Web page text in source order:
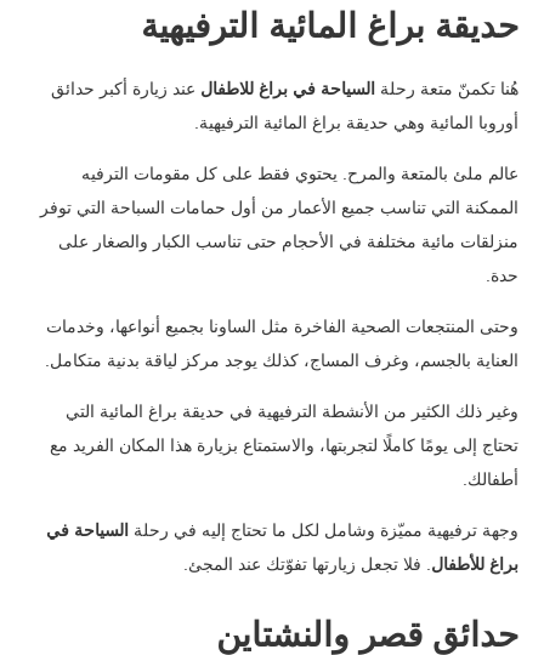
حديقة براغ المائية الترفيهية
هُنا تكمنّ متعة رحلة السياحة في براغ للاطفال عند زيارة أكبر حدائق
أوروبا المائية وهي حديقة براغ المائية الترفيهية.
عالم ملئ بالمتعة والمرح. يحتوي فقط على كل مقومات الترفيه
الممكنة التي تناسب جميع الأعمار من أول حمامات السباحة التي توفر
منزلقات مائية مختلفة في الأحجام حتى تناسب الكبار والصغار على
حدة.
وحتى المنتجعات الصحية الفاخرة مثل الساونا بجميع أنواعها، وخدمات
العناية بالجسم، وغرف المساج، كذلك يوجد مركز لياقة بدنية متكامل.
وغير ذلك الكثير من الأنشطة الترفيهية في حديقة براغ المائية التي
تحتاج إلى يومًا كاملًا لتجربتها، والاستمتاع بزيارة هذا المكان الفريد مع
أطفالك.
وجهة ترفيهية مميّزة وشامل لكل ما تحتاج إليه في رحلة السياحة في
براغ للأطفال . فلا تجعل زيارتها تفوّتك عند المجئ.
حدائق قصر والنشتاين